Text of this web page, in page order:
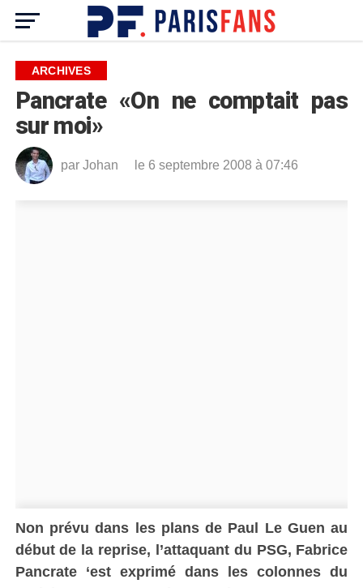
ARCHIVES
Pancrate «On ne comptait pas
sur moi»
par Johan le 6 septembre 2008 à 07:46
Non prévu dans les plans de Paul Le Guen au
début de la reprise, l’attaquant du PSG, Fabrice
Pancrate ‘est exprimé dans les colonnes du